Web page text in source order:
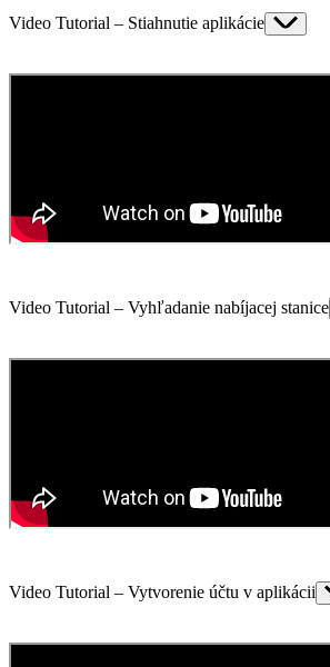
Video Tutorial – Stiahnutie aplikácie
Video Tutorial – Vyhľadanie nabíjacej stanice
Video Tutorial – Vytvorenie účtu v aplikácii